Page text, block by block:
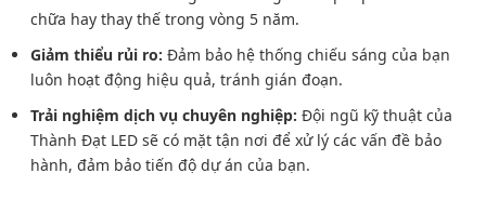
chữa hay thay thế trong vòng 5 năm.
Giảm thiểu rủi ro: Đảm bảo hệ thống chiếu sáng của bạn
luôn hoạt động hiệu quả, tránh gián đoạn.
Trải nghiệm dịch vụ chuyên nghiệp: Đội ngũ kỹ thuật của
Thành Đạt LED sẽ có mặt tận nơi để xử lý các vấn đề bảo
hành, đảm bảo tiến độ dự án của bạn.